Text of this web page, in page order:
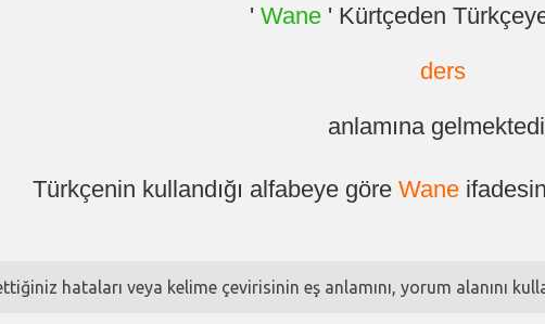
' Wane' Kürtçeden
ders
anlamına
Türkçenin kullandığı alfabeye göre Wane
hataları veya kelime çevirisinin eş anlamını, yorum alanını